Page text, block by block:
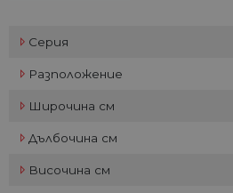
Серия
Разположение
Широчина см
Дълбочина см
Височина см